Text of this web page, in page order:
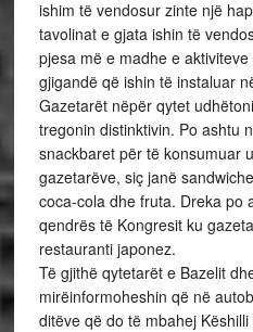
ishim të vendosur zinte një
tavolinat e gjata ishin të
pjesa më e madhe e
gjigandë që ishin të instaluar
Gazetarët nëpër qytet
tregonin distinktivin. Po ashtu
snackbaret për të konsumuar
gazetarëve, siç janë
coca-cola dhe fruta. Dreka po
qendrës të Kongresit ku
restauranti japonez.
Të gjithë qytetarët e Bazelit
mirëinformoheshin që në
ditëve që do të mbahej